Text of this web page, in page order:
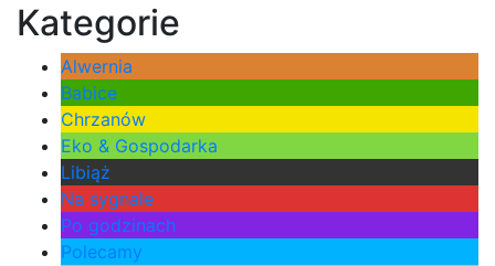
Kategorie
Alwernia
Babice
Chrzanów
Eko & Gospodarka
Libiąż
Na sygnale
Po godzinach
Polecamy